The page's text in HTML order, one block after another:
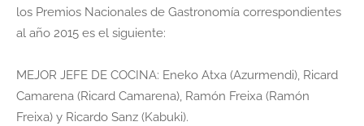
los Premios Nacionales de Gastronomía correspondientes
al año 2015 es el siguiente:
MEJOR JEFE DE COCINA: Eneko Atxa (Azurmendi), Ricard
Camarena (Ricard Camarena), Ramón Freixa (Ramón
Freixa) y Ricardo Sanz (Kabuki).